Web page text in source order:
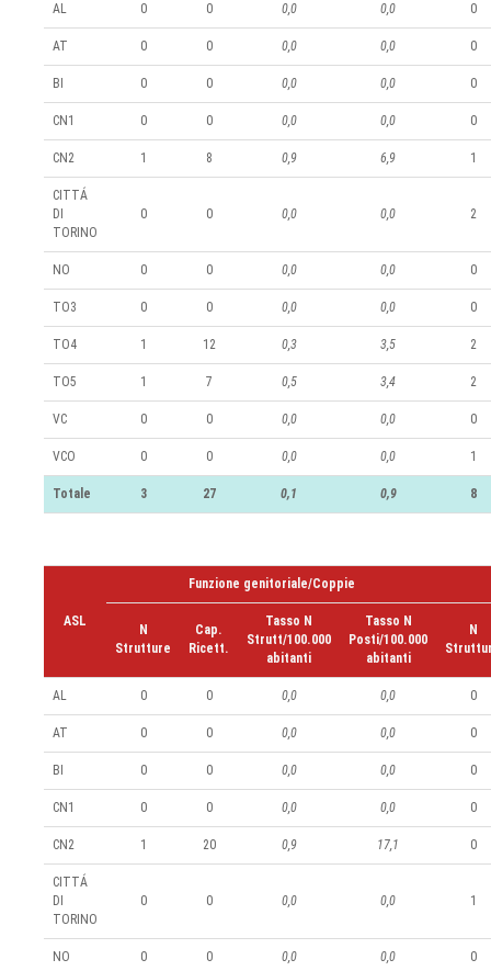
AL 0 0 0,0 0,0 0
AT 0 0 0,0 0,0 0
BI 0 0 0,0 0,0 0
CN1 0 0 0,0 0,0 0
CN2 1 8 0,9 6,9 1
CITTÁ
DI
TORINO
0 0 0,0 0,0 2
NO 0 0 0,0 0,0 0
TO3 0 0 0,0 0,0 0
TO4 1 12 0,3 3,5 2
TO5 1 7 0,5 3,4 2
VC 0 0 0,0 0,0 0
VCO 0 0 0,0 0,0 1
Totale 3 27 0,1 0,9 8
ASL
Funzione genitoriale/Coppie
N
Strutture
Cap.
Ricett.
Tasso N
Strutt/100.000
abitanti
Tasso N
Posti/100.000
abitanti
N
AL 0 0 0,0 0,0 0
AT 0 0 0,0 0,0 0
BI 0 0 0,0 0,0 0
CN1 0 0 0,0 0,0 0
CN2 1 20 0,9 17,1 0
CITTÁ
DI
TORINO
0 0 0,0 0,0 1
NO 0 0 0,0 0,0 0